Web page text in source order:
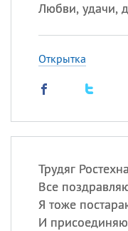
Любви, удачи,
Открытка
Трудяг
Все
Я тоже
И